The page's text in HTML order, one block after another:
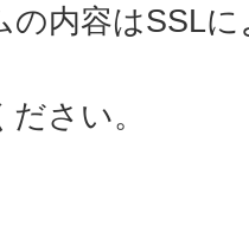
の内容はSSL
さい。